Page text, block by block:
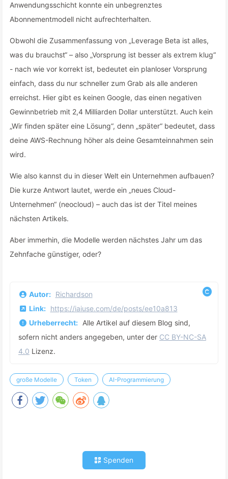
Anwendungsschicht konnte ein unbegrenztes
Abonnementmodell nicht aufrechterhalten.
Obwohl die Zusammenfassung von „Leverage Beta ist alles,
was du brauchst“ – also „Vorsprung ist besser als extrem klug“
- nach wie vor korrekt ist, bedeutet ein planloser Vorsprung
einfach, dass du nur schneller zum Grab als alle anderen
erreichst. Hier gibt es keinen Google, das einen negativen
Gewinnbetrieb mit 2,4 Milliarden Dollar unterstützt. Auch kein
„Wir finden später eine Lösung“, denn „später“ bedeutet, dass
deine AWS-Rechnung höher als deine Gesamteinnahmen sein
wird.
Wie also kannst du in dieser Welt ein Unternehmen aufbauen?
Die kurze Antwort lautet, werde ein „neues Cloud-
Unternehmen“ (neocloud) – auch das ist der Titel meines
nächsten Artikels.
Aber immerhin, die Modelle werden nächstes Jahr um das
Zehnfache günstiger, oder?
Autor: Richardson
Link: https://iaiuse.com/de/posts/ee10a813
Urheberrecht: Alle Artikel auf diesem Blog sind,
sofern nicht anders angegeben, unter der CC BY-NC-SA
4.0 Lizenz.
große Modelle Token AI-Programmierung
Spenden